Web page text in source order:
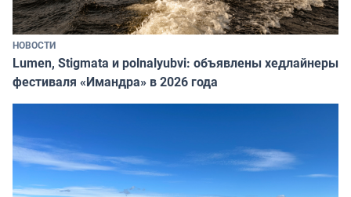
НОВОСТИ
Lumen, Stigmata и polnalyubvi: объявлены хедлайнеры
фестиваля «Имандра» в 2026 года